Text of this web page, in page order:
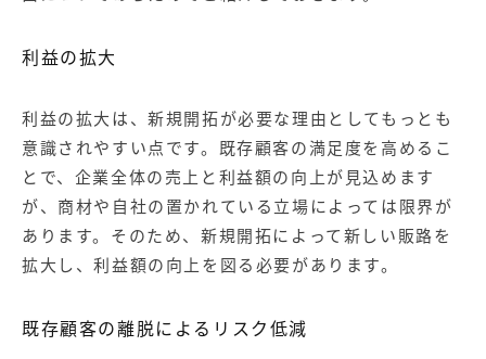
利益の拡大
利益の拡大は、新規開拓が必要な理由としてもっとも
意識されやすい点です。既存顧客の満足度を高めるこ
とで、企業全体の売上と利益額の向上が見込めます
が、商材や自社の置かれている立場によっては限界が
あります。そのため、新規開拓によって新しい販路を
拡大し、利益額の向上を図る必要があります。
既存顧客の離脱によるリスク低減